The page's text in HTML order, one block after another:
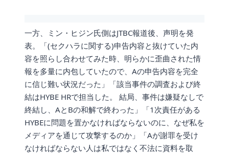
一方、ミン・ヒジン氏側はJTBC報道後、声明を発
表。「(セクハラに関する)申告内容と抜けていた内
容を照らし合わせてみた時、明らかに歪曲された情
報を多量に内包していたので、Aの申告内容を完全
に信じ難い状況だった」「該当事件の調査および終
結はHYBE HRで担当した。 結局、事件は嫌疑なしで
終結し、AとBの和解で終わった」「1次責任がある
HYBEに問題を置かなければならないのに、なぜ私を
メディアを通じて攻撃するのか」「Aが謝罪を受け
なければならない人は私ではなく不法に資料を取